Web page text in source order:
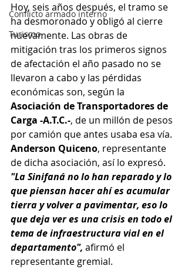
Conflicto armado interno
Turismo
Hoy, seis años después, el tramo se
ha desmoronado y obligó al cierre
nuevamente. Las obras de
mitigación tras los primeros signos
de afectación el año pasado no se
llevaron a cabo y las pérdidas
económicas son, según la
Asociación de Transportadores de
Carga -A.T.C.-, de un millón de pesos
por camión que antes usaba esa vía.
Anderson Quiceno, representante
de dicha asociación, así lo expresó.
"La Sinifaná no lo han reparado y lo
que piensan hacer ahí es acumular
tierra y volver a pavimentar, eso lo
que deja ver es una crisis en todo el
tema de infraestructura vial en el
departamento", afirmó el
representante gremial.